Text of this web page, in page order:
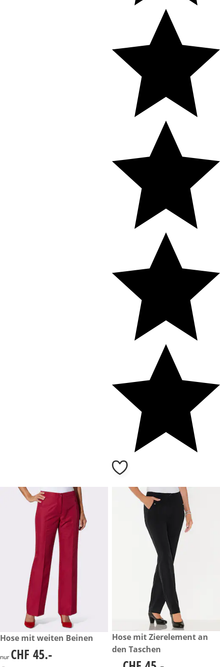
CHF 45.-
Hose mit weiten Beinen
CHF 45.-
nur CHF 45.-
CHF 45.-
Hose mit Zierelement an
den Taschen
CHF 45.-